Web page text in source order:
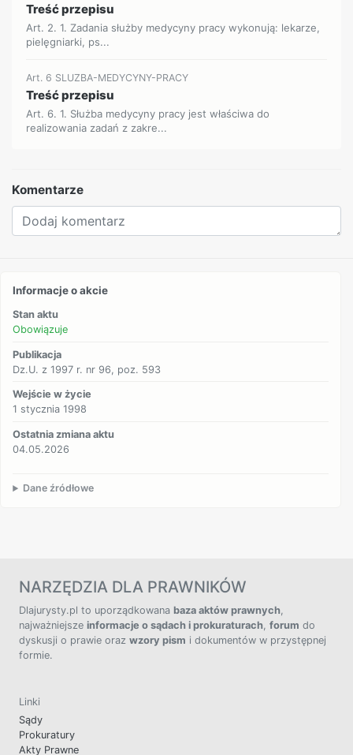
Treść przepisu
Art. 2. 1. Zadania służby medycyny pracy wykonują: lekarze,
pielęgniarki, ps...
Art. 6 SLUZBA-MEDYCYNY-PRACY
Treść przepisu
Art. 6. 1. Służba medycyny pracy jest właściwa do
realizowania zadań z zakre...
Komentarze
Informacje o akcie
Stan aktu
Obowiązuje
Publikacja
Dz.U. z 1997 r. nr 96, poz. 593
Wejście w życie
1 stycznia 1998
Ostatnia zmiana aktu
04.05.2026
Dane źródłowe
NARZĘDZIA DLA PRAWNIKÓW
Dlajurysty.pl to uporządkowana baza aktów prawnych,
najważniejsze informacje o sądach i prokuraturach, forum do
dyskusji o prawie oraz wzory pism i dokumentów w przystępnej
formie.
Linki
Sądy
Prokuratury
Akty Prawne